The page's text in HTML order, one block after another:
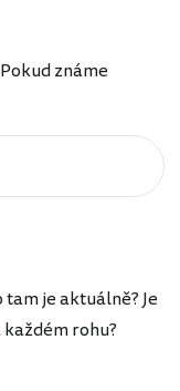
známe
je aktuálně? Je
rohu?